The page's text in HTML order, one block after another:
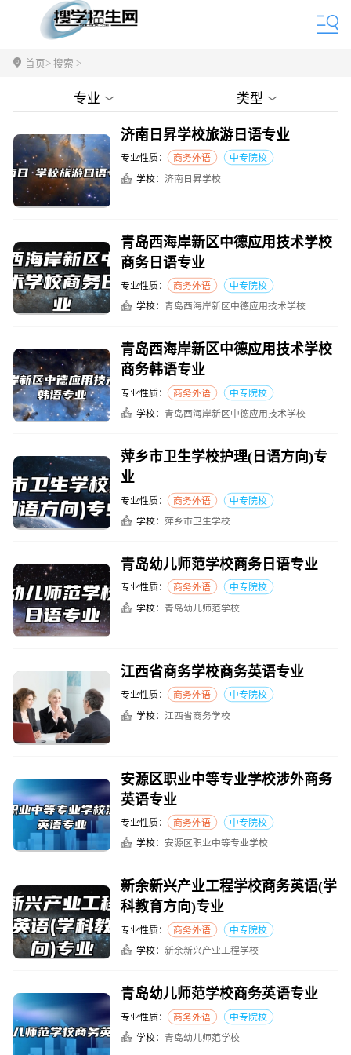
首页> 搜索 >
专业 类型
济南日昇学校旅游日语专业
专业性质： 商务外语
中专院校
学校： 济南日昇学校
青岛西海岸新区中德应用技术学校
商务日语专业
专业性质： 商务外语
中专院校
学校： 青岛西海岸新区中德应用技术学校
青岛西海岸新区中德应用技术学校
商务韩语专业
专业性质： 商务外语
中专院校
学校： 青岛西海岸新区中德应用技术学校
萍乡市卫生学校护理(日语方向)专
业
专业性质： 商务外语
中专院校
学校： 萍乡市卫生学校
青岛幼儿师范学校商务日语专业
专业性质： 商务外语
中专院校
学校： 青岛幼儿师范学校
江西省商务学校商务英语专业
专业性质： 商务外语
中专院校
学校： 江西省商务学校
安源区职业中等专业学校涉外商务
英语专业
专业性质： 商务外语
中专院校
学校： 安源区职业中等专业学校
新余新兴产业工程学校商务英语(学
科教育方向)专业
专业性质： 商务外语
中专院校
学校： 新余新兴产业工程学校
青岛幼儿师范学校商务英语专业
专业性质： 商务外语
中专院校
学校： 青岛幼儿师范学校